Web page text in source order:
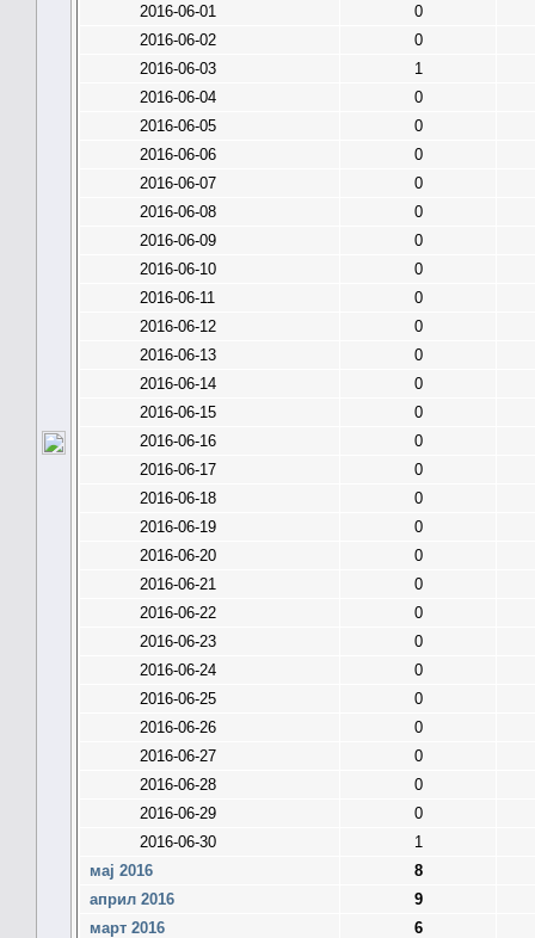
2016-06-01
0
2016-06-02
0
2016-06-03
1
2016-06-04
0
2016-06-05
0
2016-06-06
0
2016-06-07
0
2016-06-08
0
2016-06-09
0
2016-06-10
0
2016-06-11
0
2016-06-12
0
2016-06-13
0
2016-06-14
0
2016-06-15
0
2016-06-16
0
2016-06-17
0
2016-06-18
0
2016-06-19
0
2016-06-20
0
2016-06-21
0
2016-06-22
0
2016-06-23
0
2016-06-24
0
2016-06-25
0
2016-06-26
0
2016-06-27
0
2016-06-28
0
2016-06-29
0
2016-06-30
1
мај 2016
8
април 2016
9
март 2016
6